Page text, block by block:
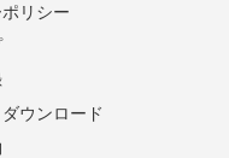
リシー
ウンロード